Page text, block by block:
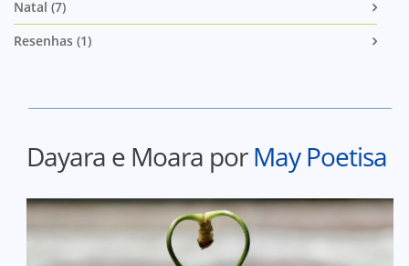
Natal (7)
Resenhas (1)
Dayara e Moara porMay Poetisa